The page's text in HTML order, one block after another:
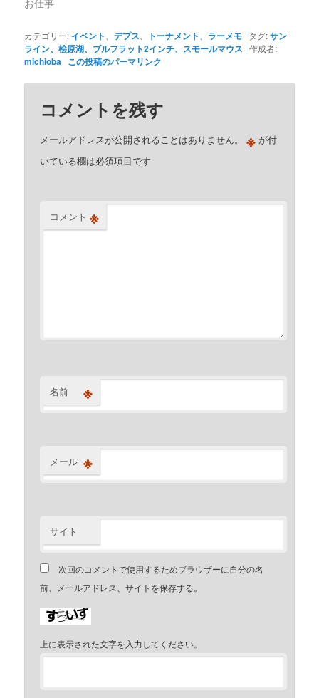
お仕事
カテゴリー: イベント 、デプス トーナメント ラーメモ タグ:サン
ライン、桧原湖、ブルフラット2インチ、スモールマウス 作成者:
michioba この投稿のパーマリンク
コメントを残す
メールアドレスが公開されることはありません。 ※ が付
いている欄は必須項目です
コメント ※
名前 ※
メール ※
サイト
次回のコメントで使用するためブラウザーに自分の名
前、メールアドレス、サイトを保存する。
上に表示された文字を入力してください。